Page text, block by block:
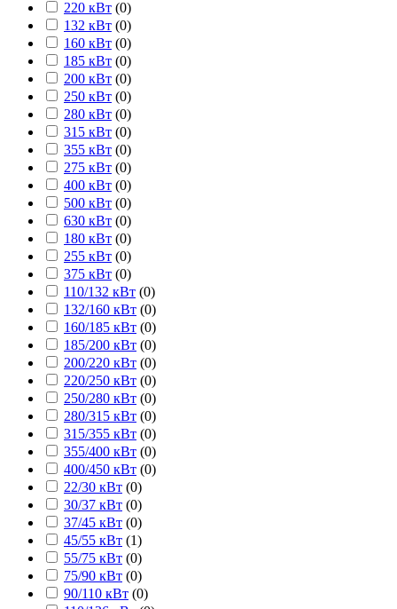
220 кВт (0)
132 кВт (0)
160 кВт (0)
185 кВт (0)
200 кВт (0)
250 кВт (0)
280 кВт (0)
315 кВт (0)
355 кВт (0)
275 кВт (0)
400 кВт (0)
500 кВт (0)
630 кВт (0)
180 кВт (0)
255 кВт (0)
375 кВт (0)
110/132 кВт (0)
132/160 кВт (0)
160/185 кВт (0)
185/200 кВт (0)
200/220 кВт (0)
220/250 кВт (0)
250/280 кВт (0)
280/315 кВт (0)
315/355 кВт (0)
355/400 кВт (0)
400/450 кВт (0)
22/30 кВт (0)
30/37 кВт (0)
37/45 кВт (0)
45/55 кВт (1)
55/75 кВт (0)
75/90 кВт (0)
90/110 кВт (0)